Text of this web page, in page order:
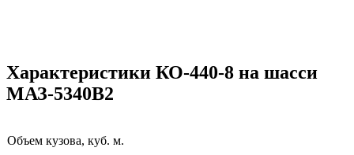
Характеристики КО-440-8 на шасси
МАЗ-5340В2
Объем кузова, куб. м.